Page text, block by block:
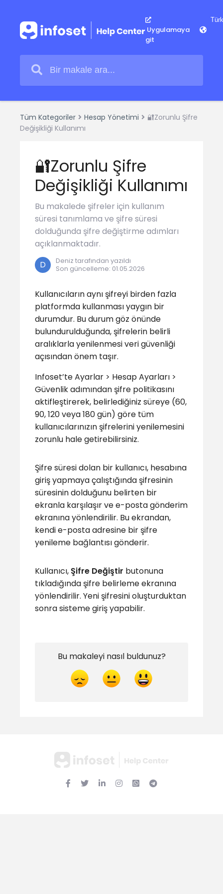
Uygulamaya
git
Tüm Kategoriler Hesap Yönetimi
🔐Zorunlu Şifre
Değişikliği Kullanımı
🔐Zorunlu Şifre
Değişikliği Kullanımı
Bu makalede şifreler için kullanım
süresi tanımlama ve şifre süresi
dolduğunda şifre değiştirme adımları
açıklanmaktadır.
D
Deniz tarafından yazıldı
Son güncelleme: 01.05.2026
Kullanıcıların aynı şifreyi birden fazla
platformda kullanması yaygın bir
durumdur. Bu durum göz önünde
bulundurulduğunda, şifrelerin belirli
aralıklarla yenilenmesi veri güvenliği
açısından önem taşır.
Infoset’te Ayarlar > Hesap Ayarları >
Güvenlik adımından şifre politikasını
aktifleştirerek, belirlediğiniz süreye (60,
90, 120 veya 180 gün) göre tüm
kullanıcılarınızın şifrelerini yenilemesini
zorunlu hale getirebilirsiniz.
Şifre süresi dolan bir kullanıcı, hesabına
giriş yapmaya çalıştığında şifresinin
süresinin dolduğunu belirten bir
ekranla karşılaşır ve e-posta gönderim
ekranına yönlendirilir. Bu ekrandan,
kendi e-posta adresine bir şifre
yenileme bağlantısı gönderir.
Kullanıcı, Şifre Değiştir butonuna
tıkladığında şifre belirleme ekranına
yönlendirilir. Yeni şifresini oluşturduktan
sonra sisteme giriş yapabilir.
Bu makaleyi nasıl buldunuz?